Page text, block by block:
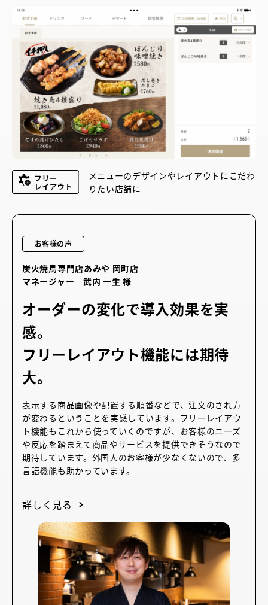
メニューのデザインやレイアウトにこだわ
りたい店舗に
お客様の声
炭火焼鳥専門店あみや 岡町店
マネージャー 武内 一生 様
オーダーの変化で導入効果を実
感。
フリーレイアウト機能には期待
大。
表示する商品画像や配置する順番などで、注文のされ方
が変わるということを実感しています。フリーレイアウ
ト機能もこれから使っていくのですが、お客様のニーズ
や反応を踏まえて商品やサービスを提供できそうなので
期待しています。外国人のお客様が少なくないので、多
言語機能も助かっています。
詳しく見る